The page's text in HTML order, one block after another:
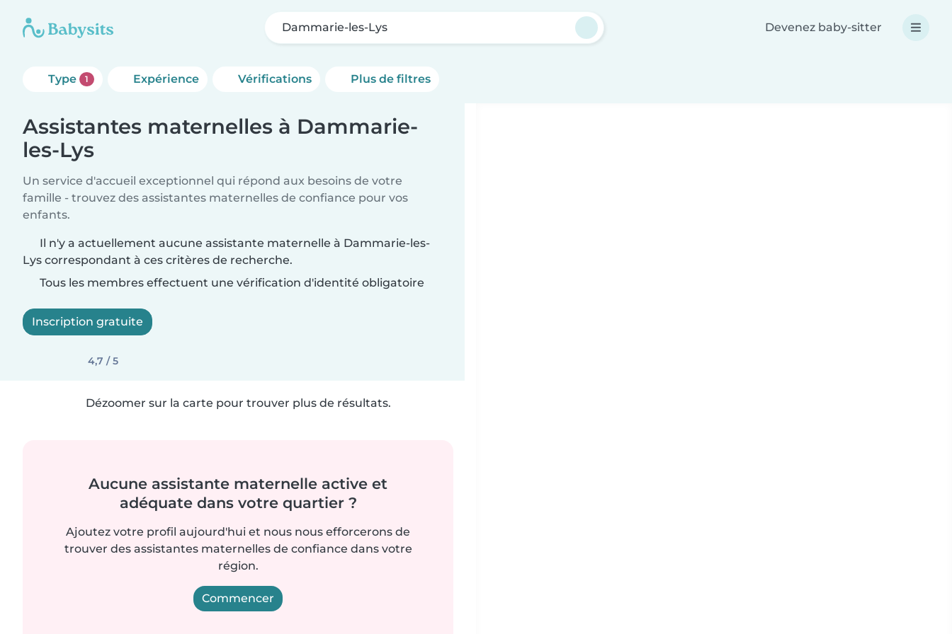
Dammarie-les-Lys Devenez baby-sitter
Type 1 Expérience Vérifications Plus de filtres
Assistantes maternelles à Dammarie-
les-Lys
Un service d'accueil exceptionnel qui répond aux besoins de votre
famille - trouvez des assistantes maternelles de confiance pour vos
enfants.
Il n'y a actuellement aucune assistante maternelle à Dammarie-les-
Lys correspondant à ces critères de recherche.
Tous les membres effectuent une vérification d'identité obligatoire
Inscription gratuite
4,7 / 5
Dézoomer sur la carte pour trouver plus de résultats.
Aucune assistante maternelle active et
adéquate dans votre quartier ?
Ajoutez votre profil aujourd'hui et nous nous efforcerons de
trouver des assistantes maternelles de confiance dans votre
région.
Commencer